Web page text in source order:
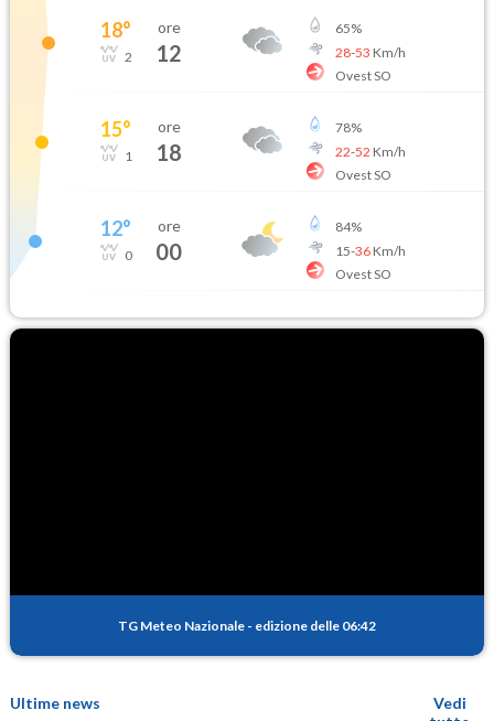
18°
2
ore
12
65%
28-53 Km/h
Ovest SO
15°
1
ore
18
78%
22-52 Km/h
Ovest SO
12°
0
ore
00
84%
15-36Km/h
Ovest SO
TG Meteo Nazionale - edizione delle 06:42
Ultime news
Vedi